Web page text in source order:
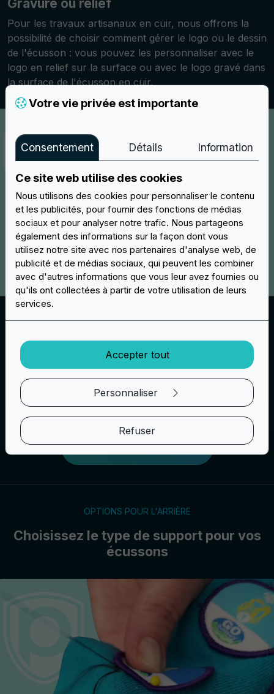
Gravure ou relief
Pour les travaux artisanaux en cuir, nous offrons la
possibilité de choisir comment gérer le logo ou le dessin
de l'écusson : vous pouvez les personnaliser avec le
logo en relief sur la surface ou avec le logo gravé dans
la surface de l'écusson en cuir.
Couches de Chenille
combien de couches doit avoir votre travail. Vous
pouvez choisir une couche, deux couches ou même
trois couches de feutre doux pour les écussons et les
lettres. Cette technique est très demandée pour réaliser
des écritures pour les vêtements.
Créez votre projet
OPTIONS POUR L'ARRIÈRE
Choisissez le type de support pour vos
écussons
Votre vie privée est importante
Consentement Détails Information
Ce site web utilise des cookies
Nous utilisons des cookies pour personnaliser le contenu
et les publicités, pour fournir des fonctions de médias
sociaux et pour analyser notre trafic. Nous partageons
également des informations sur la façon dont vous
utilisez notre site avec nos partenaires d'analyse web, de
publicité et de médias sociaux, qui peuvent les combiner
avec d'autres informations que vous leur avez fournies ou
qu'ils ont collectées à partir de votre utilisation de leurs
services.
Accepter tout
Personnaliser
Refuser